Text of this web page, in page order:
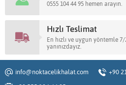
0555 104 44 95 hemen arayın.
Hızlı Teslimat
En hızlı ve uygun yöntemle
yanınızdayız.
info@noktacelikhalat.com
+90